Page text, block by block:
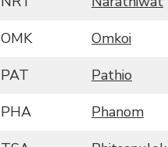
OMK
Omkoi
PAT
Pathio
PHA
Phanom